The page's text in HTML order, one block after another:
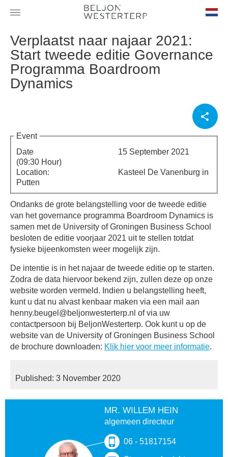
Verplaatst naar najaar 2021:
Start tweede editie Governance
Programma Boardroom
Dynamics
Event
Date
15 September 2021
(09:30 Hour)
Location:
Kasteel De Vanenburg in
Putten
Ondanks de grote belangstelling voor de tweede editie
van het governance programma Boardroom Dynamics is
samen met de University of Groningen Business School
besloten de editie voorjaar 2021 uit te stellen totdat
fysieke bijeenkomsten weer mogelijk zijn.
De intentie is in het najaar de tweede editie op te starten.
Zodra de data hiervoor bekend zijn, zullen deze op onze
website worden vermeld. Indien u belangstelling heeft,
kunt u dat nu alvast kenbaar maken via een mail aan
henny.beugel@beljonwesterterp.nl of via uw
contactpersoon bij BeljonWesterterp. Ook kunt u op de
website van de University of Groningen Business School
de brochure downloaden: Klik hier voor meer informatie.
Published: 3 November 2020
MR. WILLEM HEIN
algemeen directeur
06 - 51817154